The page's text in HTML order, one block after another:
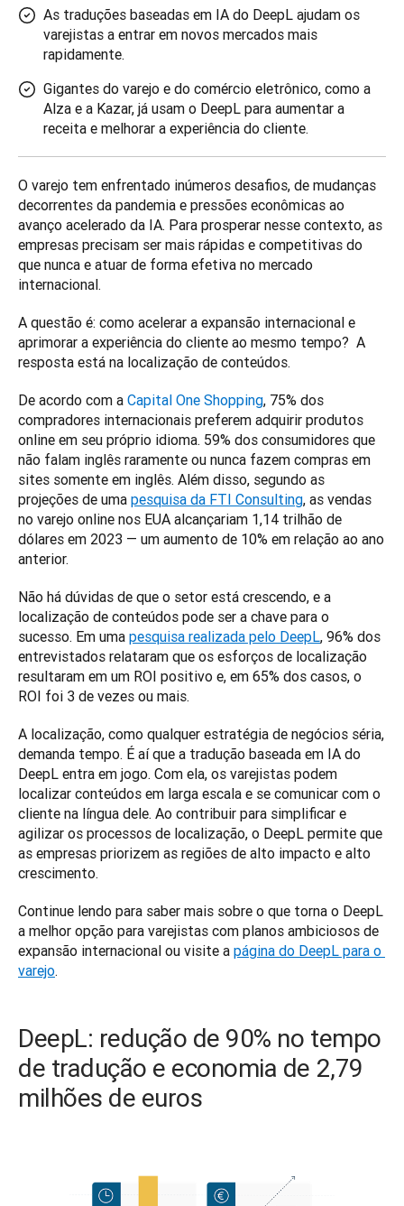
As traduções baseadas em IA do DeepL ajudam os
varejistas a entrar em novos mercados mais
rapidamente.
Gigantes do varejo e do comércio eletrônico, como a
Alza e a Kazar, já usam o DeepL para aumentar a
receita e melhorar a experiência do cliente.
O varejo tem enfrentado inúmeros desafios, de mudanças
decorrentes da pandemia e pressões econômicas ao
avanço acelerado da IA. Para prosperar nesse contexto, as
empresas precisam ser mais rápidas e competitivas do
que nunca e atuar de forma efetiva no mercado
internacional.
A questão é: como acelerar a expansão internacional e
aprimorar a experiência do cliente ao mesmo tempo?  A
resposta está na localização de conteúdos.
De acordo com a Capital One Shopping, 75% dos
compradores internacionais preferem adquirir produtos
online em seu próprio idioma. 59% dos consumidores que
não falam inglês raramente ou nunca fazem compras em
sites somente em inglês. Além disso, segundo as
projeções de uma pesquisa da FTI Consulting, as vendas
no varejo online nos EUA alcançariam 1,14 trilhão de
dólares em 2023 — um aumento de 10% em relação ao ano
anterior.
Não há dúvidas de que o setor está crescendo, e a
localização de conteúdos pode ser a chave para o
sucesso. Em uma pesquisa realizada pelo DeepL, 96% dos
entrevistados relataram que os esforços de localização
resultaram em um ROI positivo e, em 65% dos casos, o
ROI foi 3 de vezes ou mais.
A localização, como qualquer estratégia de negócios séria,
demanda tempo. É aí que a tradução baseada em IA do
DeepL entra em jogo. Com ela, os varejistas podem
localizar conteúdos em larga escala e se comunicar com o
cliente na língua dele. Ao contribuir para simplificar e
agilizar os processos de localização, o DeepL permite que
as empresas priorizem as regiões de alto impacto e alto
crescimento.
Continue lendo para saber mais sobre o que torna o DeepL
a melhor opção para varejistas com planos ambiciosos de
expansão internacional ou visite a página do DeepL para o
varejo.
DeepL: redução de 90% no tempo
de tradução e economia de 2,79
milhões de euros